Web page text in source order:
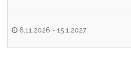
6.11.2026 - 15.1.2027